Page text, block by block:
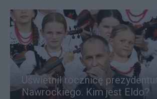
Uświetnił rocznicę
Nawrockiego. Kim jest Eldo?